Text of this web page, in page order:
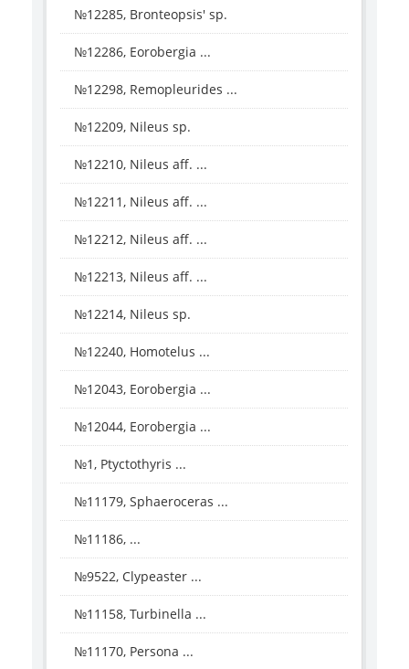
№12285, Bronteopsis' sp.
№12286, Eorobergia ...
№12298, Remopleurides ...
№12209, Nileus sp.
№12210, Nileus aff. ...
№12211, Nileus aff. ...
№12212, Nileus aff. ...
№12213, Nileus aff. ...
№12214, Nileus sp.
№12240, Homotelus ...
№12043, Eorobergia ...
№12044, Eorobergia ...
№1, Ptyctothyris ...
№11179, Sphaeroceras ...
№11186, ...
№9522, Clypeaster ...
№11158, Turbinella ...
№11170, Persona ...